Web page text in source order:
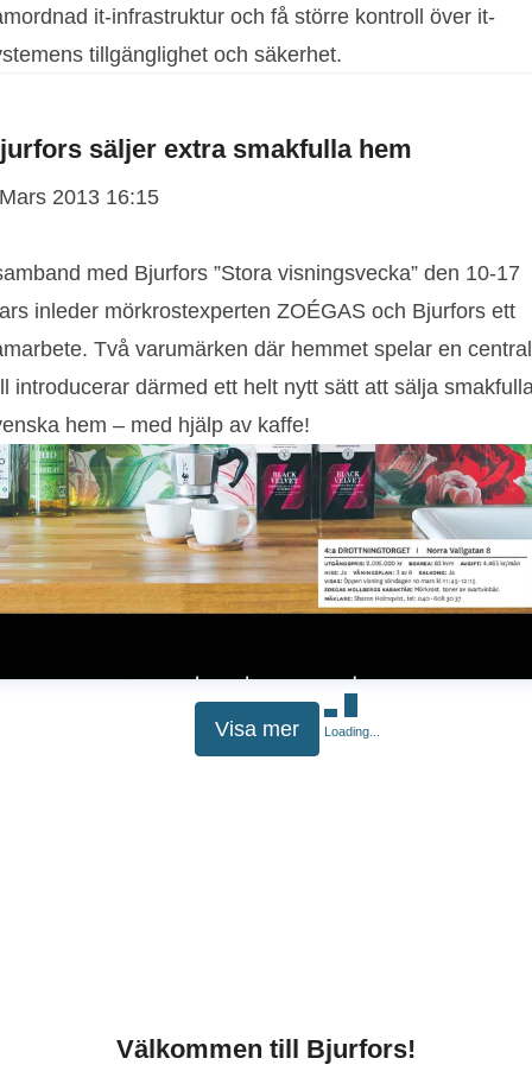
it-infrastruktur och få större kontroll över it-
tillgänglighet och säkerhet.
säljer extra smakfulla hem
2013 16:15
med Bjurfors ”Stora visningsvecka” den 10-17
inleder mörkrostexperten ZOÉGAS och Bjurfors ett
Två varumärken där hemmet spelar en central
introducerar därmed ett helt nytt sätt att sälja
hem – med hjälp av kaffe!
Visa mer Loading...
Välkommen till Bjurfors!